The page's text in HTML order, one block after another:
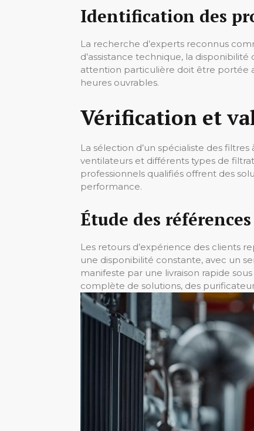
Identification des
La recherche d’experts reconnus
d’assistance technique, la
attention particulière doit être portée
heures ouvrables.
Vérification et
La sélection d’un spécialiste des
ventilateurs et différents types de
professionnels qualifiés offrent des
performance.
Étude des
Les retours d’expérience des clients
une disponibilité constante, avec un
manifeste par une livraison rapide
complète de solutions, des